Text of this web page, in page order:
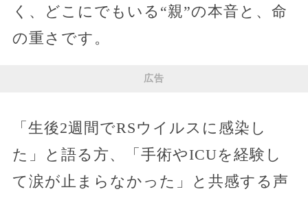
く、どこにでもいる“親”の本音と、命
の重さです。
広告
「生後2週間でRSウイルスに感染し
た」と語る方、「手術やICUを経験し
て涙が止まらなかった」と共感する声